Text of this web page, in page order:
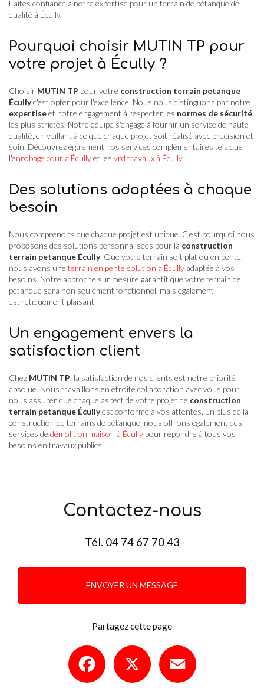
Faites confiance à notre expertise pour un terrain de pétanque de
qualité à Écully.
Pourquoi choisir MUTIN TP pour
votre projet à Écully ?
Choisir MUTIN TP pour votre construction terrain petanque
Écullyc'est opter pour l'excellence. Nous nous distinguons par notre
expertiseet notre engagement à respecter les normes de sécurité
les plus strictes. Notre équipe s'engage à fournir un service de haute
qualité, en veillant à ce que chaque projet soit réalisé avec précision et
soin. Découvrez également nos services complémentaires tels que
l'enrobage cour à Écullyet les vrd travaux à Écully.
Des solutions adaptées à chaque
besoin
Nous comprenons que chaque projet est unique. C'est pourquoi nous
proposons des solutions personnalisées pour la construction
terrain petanque Écully. Que votre terrain soit plat ou en pente,
nous avons une terrain en pente solution à Écully adaptée à vos
besoins. Notre approche sur mesure garantit que votre terrain de
pétanque sera non seulement fonctionnel, mais également
esthétiquement plaisant.
Un engagement envers la
satisfaction client
Chez MUTIN TP , la satisfaction de nos clients est notre priorité
absolue. Nous travaillons en étroite collaboration avec vous pour
nous assurer que chaque aspect de votre projet de construction
terrain petanque Écullyest conforme à vos attentes. En plus de la
construction de terrains de pétanque, nous offrons également des
services de démolition maison à Écully pour répondre à tous vos
besoins en travaux publics.
Contactez-nous
Tél. 04 74 67 70 43
ENVOYER UN MESSAGE
Partagez cette page
Facebook